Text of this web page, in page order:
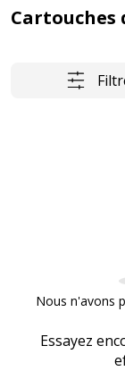
Cartouches
Nous n'avons
Essayez